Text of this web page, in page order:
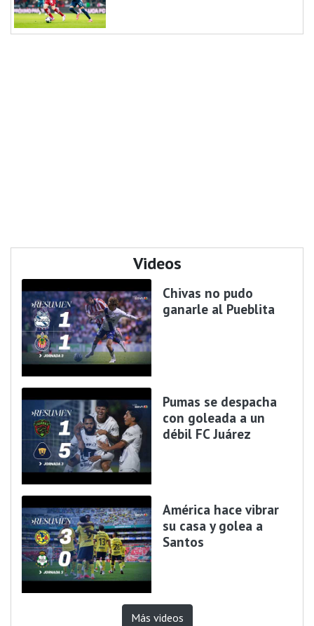
Videos
Chivas no pudo
ganarle al Pueblita
Pumas se despacha
con goleada a un
débil FC Juárez
América hace vibrar
su casa y golea a
Santos
Más videos